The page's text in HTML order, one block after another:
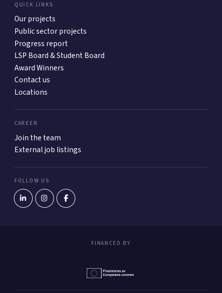
QUICK LINKS
Our projects
Public sector projects
Progress report
LSP Board & Student Board
Award Winners
Contact us
Locations
CAREER
Join the team
External job listings
FOLLOW US
FINANCED BY